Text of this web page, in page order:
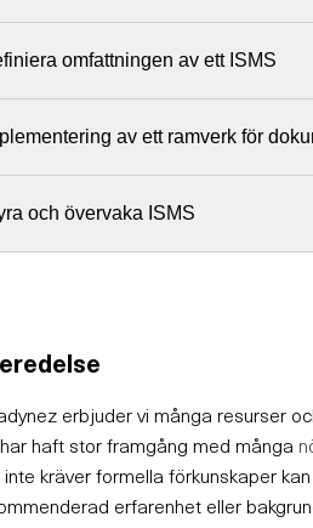
omfattningen av ett ISMS
av ett ramverk för
och övervaka ISMS
erbjuder vi många resurser
haft stor framgång med många
kräver formella förkunskaper
erfarenhet eller